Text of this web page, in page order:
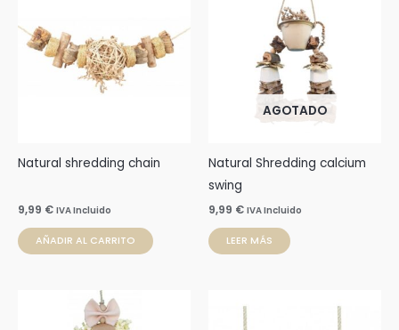
Natural shredding chain
9,99 € IVA Incluido
AÑADIR AL CARRITO
AGOTADO
Natural Shredding calcium
swing
9,99 € IVA Incluido
LEER MÁS